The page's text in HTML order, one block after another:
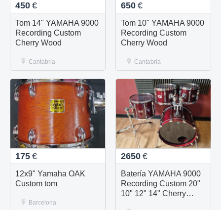
450 €
Tom 14" YAMAHA 9000
Recording Custom
Cherry Wood
Cantabria
650 €
Tom 10" YAMAHA 9000
Recording Custom
Cherry Wood
Cantabria
175 €
12x9" Yamaha OAK
Custom tom
Barcelona
2650 €
Batería YAMAHA 9000
Recording Custom 20"
10" 12" 14" Cherry